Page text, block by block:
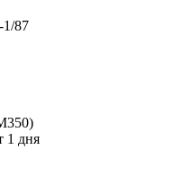
1/87
1 дня